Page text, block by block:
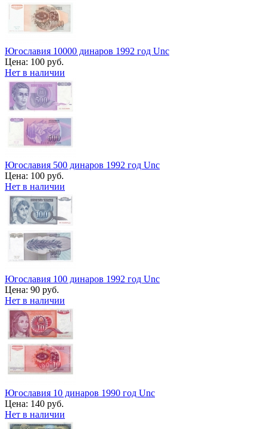
Югославия 10000 динаров 1992 год Unc
Цена: 100 руб.
Нет в наличии
Югославия 500 динаров 1992 год Unc
Цена: 100 руб.
Нет в наличии
Югославия 100 динаров 1992 год Unc
Цена: 90 руб.
Нет в наличии
Югославия 10 динаров 1990 год Unc
Цена: 140 руб.
Нет в наличии